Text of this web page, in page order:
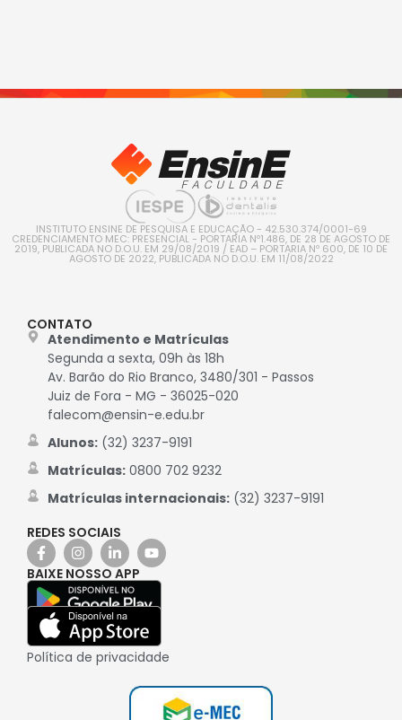
INSTITUTO ENSINE DE PESQUISA E EDUCAÇÃO - 42.530.374/0001-69
CREDENCIAMENTO MEC: PRESENCIAL - PORTARIA Nº1.486, DE 28 DE AGOSTO DE
2019, PUBLICADA NO D.O.U. EM 29/08/2019 / EAD – PORTARIA Nº 600, DE 10 DE
AGOSTO DE 2022, PUBLICADA NO D.O.U. EM 11/08/2022
CONTATO
Atendimento e Matrículas
Segunda a sexta, 09h às 18h
Av. Barão do Rio Branco, 3480/301 - Passos
Juiz de Fora - MG - 36025-020
falecom@ensin-e.edu.br
Alunos:(32) 3237-9191
Matrículas:0800 702 9232
Matrículas internacionais:(32) 3237-9191
REDES SOCIAIS
BAIXE NOSSO APP
Política de privacidade